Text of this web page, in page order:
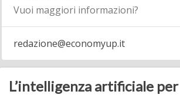
Vuoi maggiori informazioni?
redazione@economyup.it
L’intelligenza artificiale per